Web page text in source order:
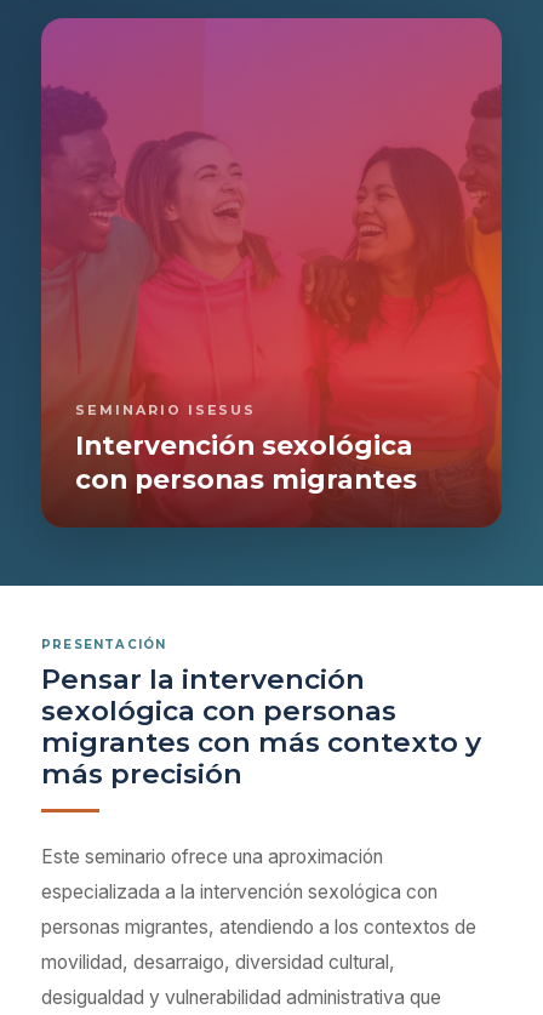
SEMINARIO ISESUS
Intervención sexológica
con personas migrantes
PRESENTACIÓN
Pensar la intervención
sexológica con personas
migrantes con más contexto y
más precisión
Este seminario ofrece una aproximación
especializada a la intervención sexológica con
personas migrantes, atendiendo a los contextos de
movilidad, desarraigo, diversidad cultural,
desigualdad y vulnerabilidad administrativa que